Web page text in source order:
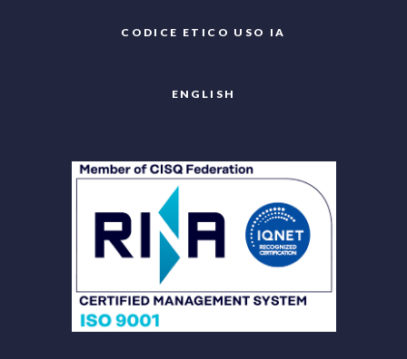
CODICE ETICO USO IA
ENGLISH